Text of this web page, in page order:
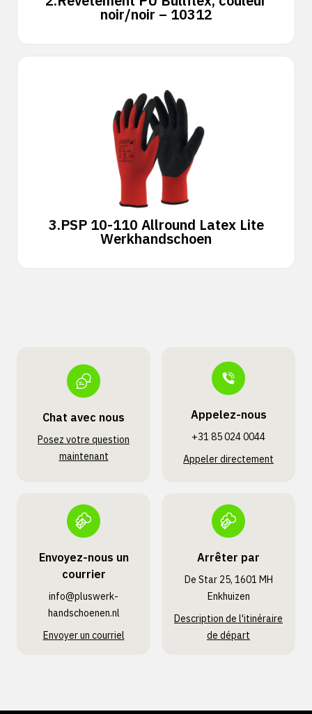
noir/noir – 10312
3.PSP 10-110 Allround Latex Lite
Werkhandschoen
Chat avec nous
Posez votre question
maintenant
Appelez-nous
+31 85 024 0044
Appeler directement
Envoyez-nous un
courrier
info@pluswerk­
handschoenen.nl
Envoyer un courriel
Arrêter par
De Star 25, 1601 MH
Enkhuizen
Description de l'itinéraire
de départ